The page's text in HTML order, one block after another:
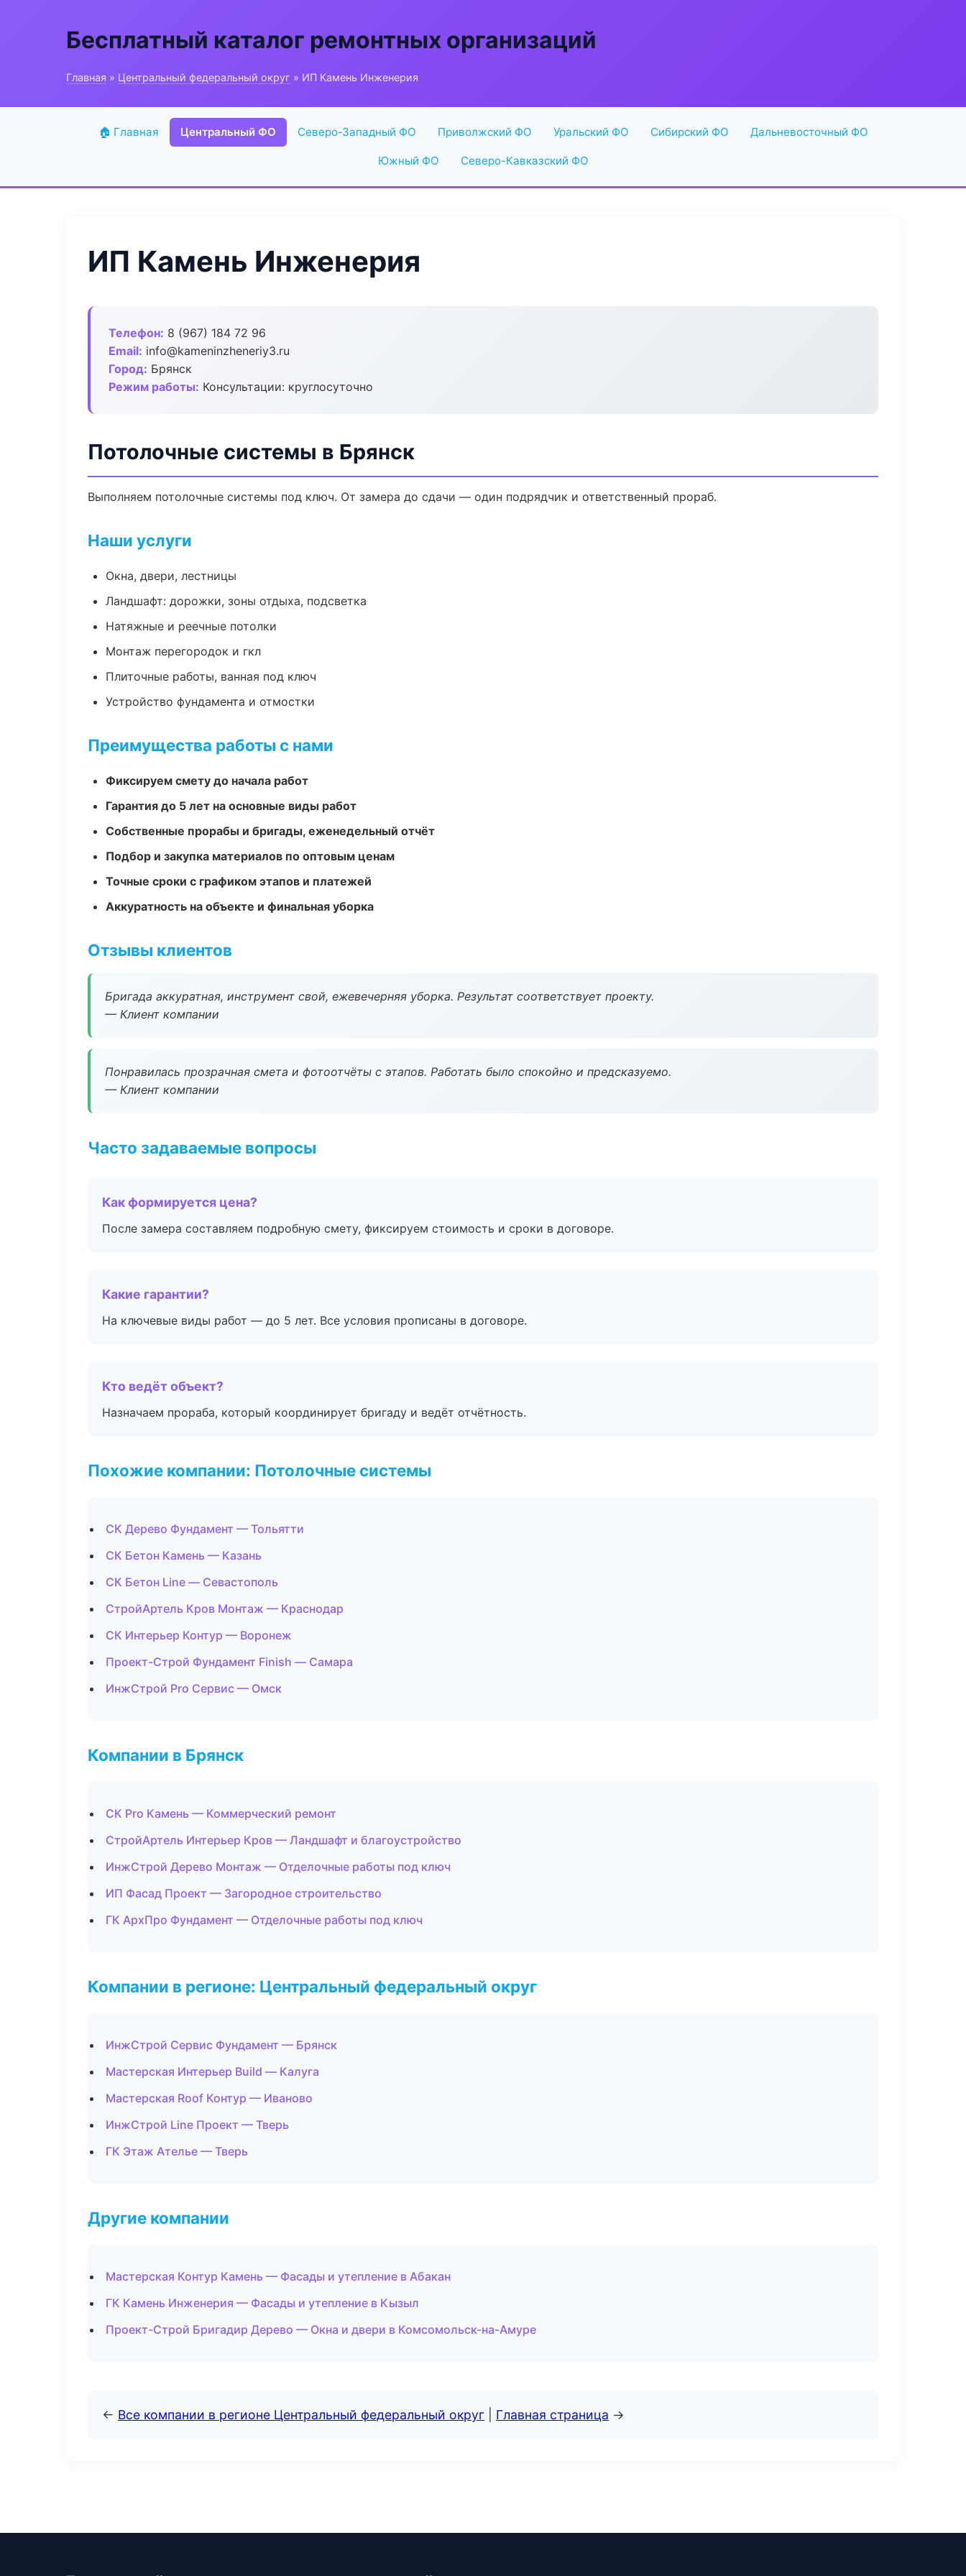
Бесплатный каталог ремонтных организаций
Главная » Центральный федеральный округ » ИП Камень Инженерия
🏠 Главная Центральный ФО Северо-Западный ФО Приволжский ФО Уральский ФО Сибирский ФО Дальневосточный ФО
Южный ФО Северо-Кавказский ФО
ИП Камень Инженерия
Телефон: 8 (967) 184 72 96
Email: info@kameninzheneriy3.ru
Город: Брянск
Режим работы: Консультации: круглосуточно
Потолочные системы в Брянск
Выполняем потолочные системы под ключ. От замера до сдачи — один подрядчик и ответственный прораб.
Наши услуги
Окна, двери, лестницы
Ландшафт: дорожки, зоны отдыха, подсветка
Натяжные и реечные потолки
Монтаж перегородок и гкл
Плиточные работы, ванная под ключ
Устройство фундамента и отмостки
Преимущества работы с нами
Фиксируем смету до начала работ
Гарантия до 5 лет на основные виды работ
Собственные прорабы и бригады, еженедельный отчёт
Подбор и закупка материалов по оптовым ценам
Точные сроки с графиком этапов и платежей
Аккуратность на объекте и финальная уборка
Отзывы клиентов
Бригада аккуратная, инструмент свой, ежевечерняя уборка. Результат соответствует проекту.
— Клиент компании
Понравилась прозрачная смета и фотоотчёты с этапов. Работать было спокойно и предсказуемо.
— Клиент компании
Часто задаваемые вопросы
Как формируется цена?
После замера составляем подробную смету, фиксируем стоимость и сроки в договоре.
Какие гарантии?
На ключевые виды работ — до 5 лет. Все условия прописаны в договоре.
Кто ведёт объект?
Назначаем прораба, который координирует бригаду и ведёт отчётность.
Похожие компании: Потолочные системы
СК Дерево Фундамент — Тольятти
СК Бетон Камень — Казань
СК Бетон Line — Севастополь
СтройАртель Кров Монтаж — Краснодар
СК Интерьер Контур — Воронеж
Проект-Строй Фундамент Finish — Самара
ИнжСтрой Pro Сервис — Омск
Компании в Брянск
СК Pro Камень — Коммерческий ремонт
СтройАртель Интерьер Кров — Ландшафт и благоустройство
ИнжСтрой Дерево Монтаж — Отделочные работы под ключ
ИП Фасад Проект — Загородное строительство
ГК АрхПро Фундамент — Отделочные работы под ключ
Компании в регионе: Центральный федеральный округ
ИнжСтрой Сервис Фундамент — Брянск
Мастерская Интерьер Build — Калуга
Мастерская Roof Контур — Иваново
ИнжСтрой Line Проект — Тверь
ГК Этаж Ателье — Тверь
Другие компании
Мастерская Контур Камень — Фасады и утепление в Абакан
ГК Камень Инженерия — Фасады и утепление в Кызыл
Проект-Строй Бригадир Дерево — Окна и двери в Комсомольск-на-Амуре
← Все компании в регионе Центральный федеральный округ Главная страница →